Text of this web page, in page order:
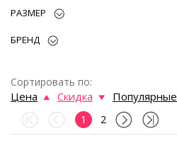
РАЗМЕР
БРЕНД
Сортировать по:
Цена Скидка Популярные
1 2